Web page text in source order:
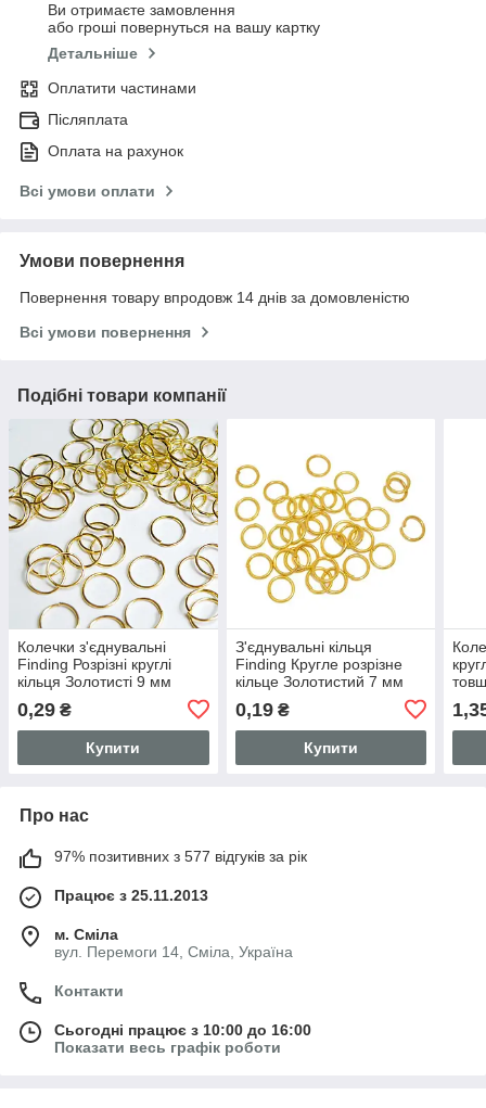
Ви отримаєте замовлення
або гроші повернуться на вашу картку
Детальніше
Оплатити частинами
Післяплата
Оплата на рахунок
Всі умови оплати
Умови повернення
Повернення товару впродовж 14 днів за домовленістю
Всі умови повернення
Подібні товари компанії
Колечки з'єднувальні
Finding Розрізні круглі
кільця Золотисті 9 мм
0,29 ₴
Купити
З'єднувальні кільця
Finding Кругле розрізне
кільце Золотистий 7 мм
0,19₴
Купити
Про нас
97% позитивних з 577 відгуків за рік
Працює з 25.11.2013
м. Сміла
вул. Перемоги 14, Сміла, Україна
Контакти
Сьогодні працює з 10:00 до 16:00
Показати весь графік роботи